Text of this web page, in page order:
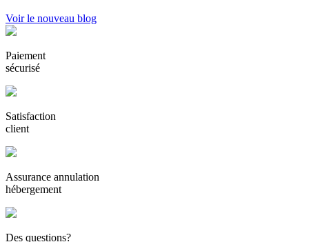
Voir le nouveau blog
Paiement
sécurisé
Satisfaction
client
Assurance annulation
hébergement
Des questions?